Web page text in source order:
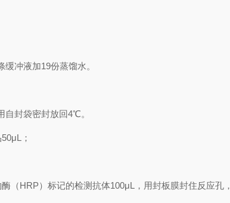
缓冲液加19份蒸馏水。
自封袋密封放回4℃。
50μL ；
（HRP）标记的检测抗体100μL ，用封板膜封住反应孔，